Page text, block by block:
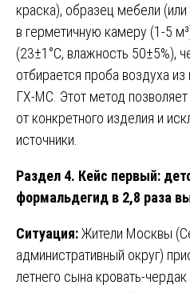
краска), образец мебели
в герметичную камеру (1-5
(23±1°C, влажность 50±5%),
отбирается проба воздуха
ГХ-МС. Этот метод
от конкретного изделия и
источники.
Раздел 4. Кейс первый:
формальдегид в 2,8 раза
Ситуация:Жители Москвы
административный округ)
летнего сына кровать-